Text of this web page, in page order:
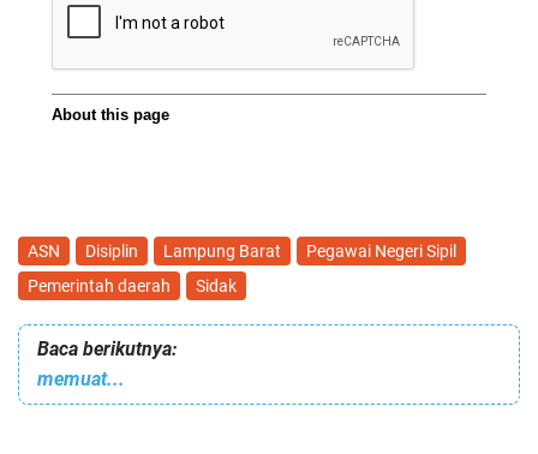
ASN Disiplin Lampung Barat
Pegawai Negeri Sipil
Pemerintah daerah
Sidak
Baca berikutnya:
memuat...